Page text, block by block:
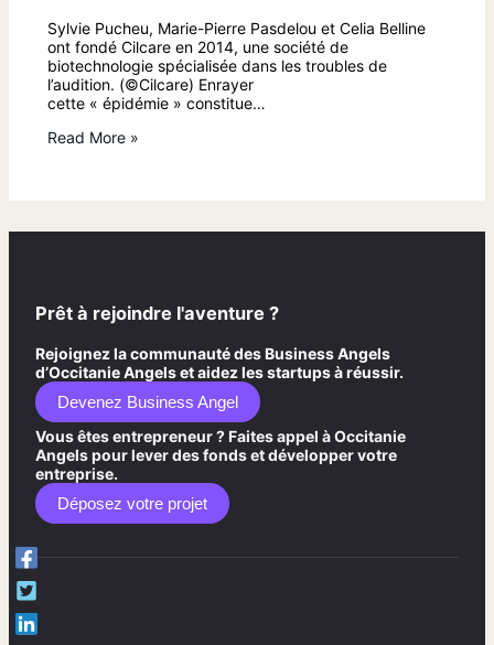
Sylvie Pucheu, Marie-Pierre Pasdelou et Celia Belline
ont fondé Cilcare en 2014, une société de
biotechnologie spécialisée dans les troubles de
l’audition. (©Cilcare) Enrayer
cette « épidémie » constitue…
Read More »
Prêt à rejoindre l'aventure ?
Rejoignez la communauté des Business Angels
d’Occitanie Angels et aidez les startups à réussir.
Devenez Business Angel
Vous êtes entrepreneur ? Faites appel à Occitanie
Angels pour lever des fonds et développer votre
entreprise.
Déposez votre projet